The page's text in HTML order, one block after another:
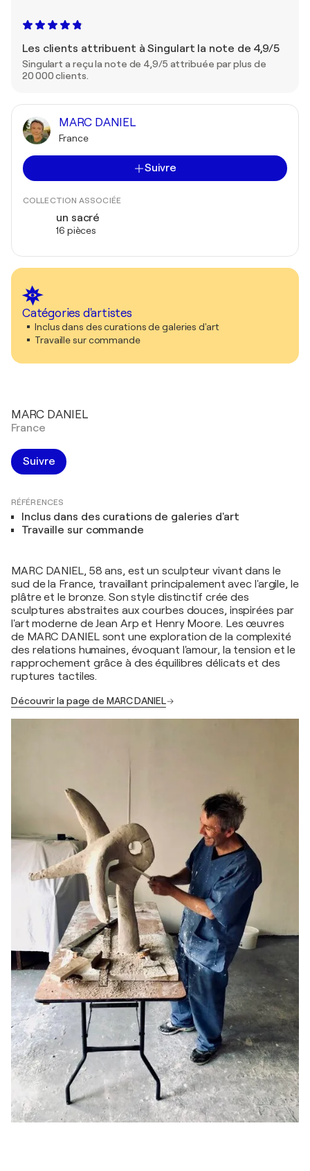
Les clients attribuent à Singulart la note de 4,9/5
Singulart a reçu la note de 4,9/5 attribuée par plus de
20 000 clients.
MARC DANIEL
France
Suivre
COLLECTION ASSOCIÉE
un sacré
16 pièces
Catégories d'artistes
Inclus dans des curations de galeries d'art
Travaille sur commande
MARC DANIEL
France
Suivre
RÉFÉRENCES
Inclus dans des curations de galeries d'art
Travaille sur commande
MARC DANIEL, 58 ans, est un sculpteur vivant dans le
sud de la France, travaillant principalement avec l'argile, le
plâtre et le bronze. Son style distinctif crée des
sculptures abstraites aux courbes douces, inspirées par
l'art moderne de Jean Arp et Henry Moore. Les œuvres
de MARC DANIEL sont une exploration de la complexité
des relations humaines, évoquant l'amour, la tension et le
rapprochement grâce à des équilibres délicats et des
ruptures tactiles.
Découvrir la page de MARC DANIEL